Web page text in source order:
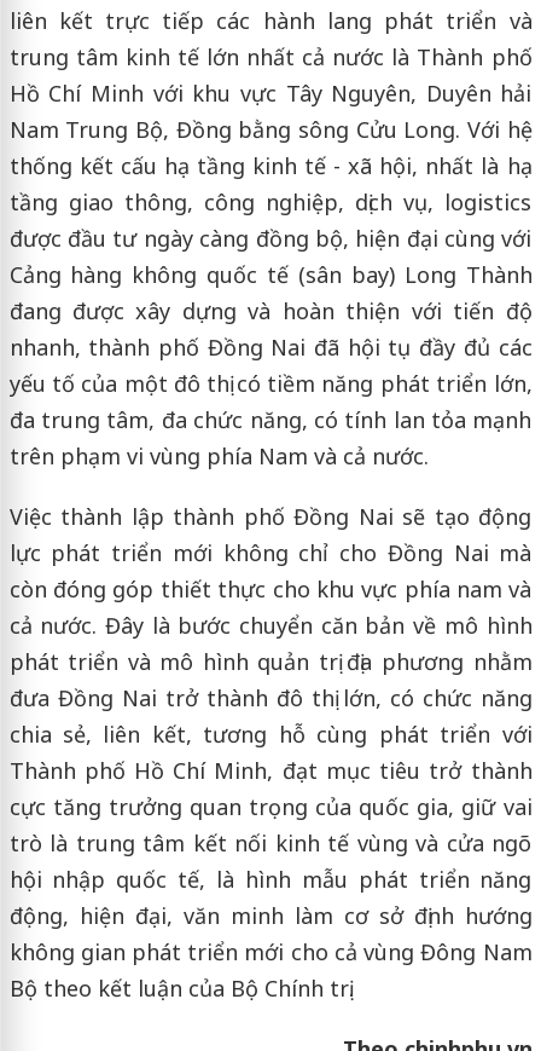
liên kết trực tiếp các hành lang phát triển và
trung tâm kinh tế lớn nhất cả nước là Thành phố
Hồ Chí Minh với khu vực Tây Nguyên, Duyên hải
Nam Trung Bộ, Đồng bằng sông Cửu Long. Với hệ
thống kết cấu hạ tầng kinh tế - xã hội, nhất là hạ
tầng giao thông, công nghiệp, dịch vụ, logistics
được đầu tư ngày càng đồng bộ, hiện đại cùng với
Cảng hàng không quốc tế (sân bay) Long Thành
đang được xây dựng và hoàn thiện với tiến độ
nhanh, thành phố Đồng Nai đã hội tụ đầy đủ các
yếu tố của một đô thị có tiềm năng phát triển lớn,
đa trung tâm, đa chức năng, có tính lan tỏa mạnh
trên phạm vi vùng phía Nam và cả nước.
Việc thành lập thành phố Đồng Nai sẽ tạo động
lực phát triển mới không chỉ cho Đồng Nai mà
còn đóng góp thiết thực cho khu vực phía nam và
cả nước. Đây là bước chuyển căn bản về mô hình
phát triển và mô hình quản trị địa phương nhằm
đưa Đồng Nai trở thành đô thị lớn, có chức năng
chia sẻ, liên kết, tương hỗ cùng phát triển với
Thành phố Hồ Chí Minh, đạt mục tiêu trở thành
cực tăng trưởng quan trọng của quốc gia, giữ vai
trò là trung tâm kết nối kinh tế vùng và cửa ngõ
hội nhập quốc tế, là hình mẫu phát triển năng
động, hiện đại, văn minh làm cơ sở định hướng
không gian phát triển mới cho cả vùng Đông Nam
Bộ theo kết luận của Bộ Chính trị.